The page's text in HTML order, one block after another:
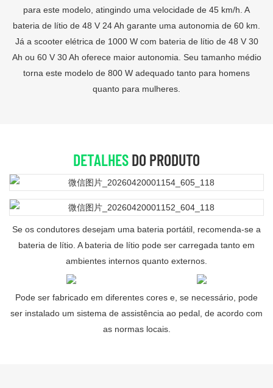
para este modelo, atingindo uma velocidade de 45 km/h. A
bateria de lítio de 48 V 24 Ah garante uma autonomia de 60 km.
Já a scooter elétrica de 1000 W com bateria de lítio de 48 V 30
Ah ou 60 V 30 Ah oferece maior autonomia. Seu tamanho médio
torna este modelo de 800 W adequado tanto para homens
quanto para mulheres.
DETALHESDO PRODUTO
Se os condutores desejam uma bateria portátil, recomenda-se a
bateria de lítio. A bateria de lítio pode ser carregada tanto em
ambientes internos quanto externos.
Pode ser fabricado em diferentes cores e, se necessário, pode
ser instalado um sistema de assistência ao pedal, de acordo com
as normas locais.